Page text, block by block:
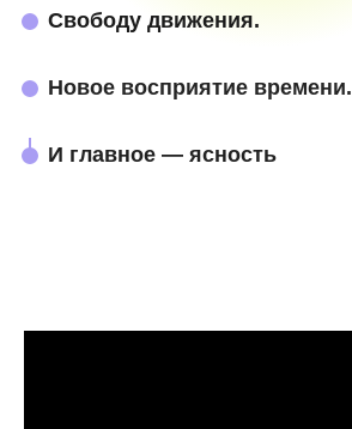
Свободу движения.
Новое восприятие времени.
И главное — ясность